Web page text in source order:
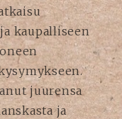
kaupalliseen
juurensa
ja